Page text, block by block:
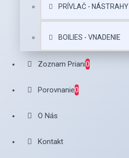
PRÍVLAČ - NÁSTRAHY
BOILIES - VNADENIE
Zoznam Prianí0
Porovnanie0
O Nás
Kontakt